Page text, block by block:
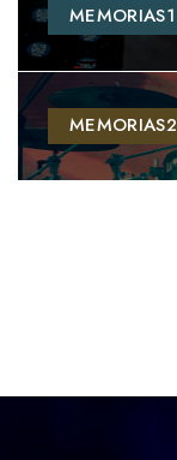
MEMORIAS1
MEMORIAS2